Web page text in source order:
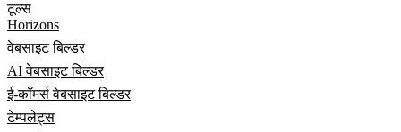
टूल्स
Horizons
वेबसाइट बिल्डर
AI वेबसाइट बिल्डर
ई-कॉमर्स वेबसाइट बिल्डर
टेम्पलेट्स